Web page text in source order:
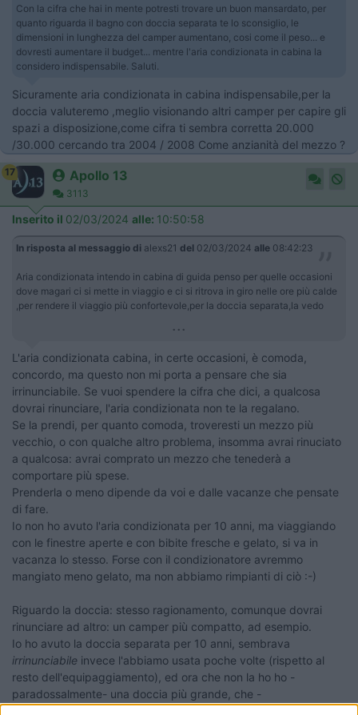
Con la cifra che hai in mente potresti trovare un buon mansardato, per
quanto riguarda il bagno con doccia separata te lo sconsiglio, le
dimensioni in lunghezza del camper aumentano, cosi come il peso... e
dovresti aumentare il budget... mentre l'aria condizionata in cabina la
considero indispensabile. Saluti.
Sicuramente aria condizionata in cabina indispensabile,per la
doccia valuteremo ,meglio visionando altri camper per capire gli
spazi a disposizione,come cifra ti sembra corretta 20.000
/30.000 cercando tra 2004 / 2008 Come anzianità del mezzo ?
17 Apollo 13
3113
Inserito il 02/03/2024 alle: 10:50:58
In risposta al messaggio di alexs21 del 02/03/2024 alle 08:42:23
Aria condizionata intendo in cabina di guida penso per quelle occasioni
dove magari ci si mette in viaggio e ci si ritrova in giro nelle ore più calde
,per rendere il viaggio più confortevole,per la doccia separata,la vedo
...
L'aria condizionata cabina, in certe occasioni, è comoda,
concordo, ma questo non mi porta a pensare che sia
irrinunciabile. Se vuoi spendere la cifra che dici, a qualcosa
dovrai rinunciare, l'aria condizionata non te la regalano.
Se la prendi, per quanto comoda, troveresti un mezzo più
vecchio, o con qualche altro problema, insomma avrai rinuciato
a qualcosa: avrai comprato un mezzo che tenederà a
comportare più spese.
Prenderla o meno dipende da voi e dalle vacanze che pensate
di fare.
Io non ho avuto l'aria condizionata per 10 anni, ma viaggiando
con le finestre aperte e con bibite fresche e gelato, si va in
vacanza lo stesso. Forse con il condizionatore avremmo
mangiato meno gelato, ma non abbiamo rimpianti di ciò :-)
Riguardo la doccia: stesso ragionamento, comunque dovrai
rinunciare ad altro: un camper più compatto, ad esempio.
Io ho avuto la doccia separata per 10 anni, sembrava
irrinunciabile invece l'abbiamo usata poche volte (rispetto al
resto dell'equipaggiamento), ed ora che non la ho ho -
paradossalmente- una doccia più grande, che -